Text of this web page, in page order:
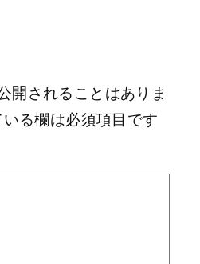
開されることはありま
る欄は必須項目です